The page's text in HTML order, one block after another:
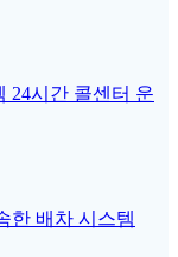
24시간 콜센터 운
한 배차 시스템